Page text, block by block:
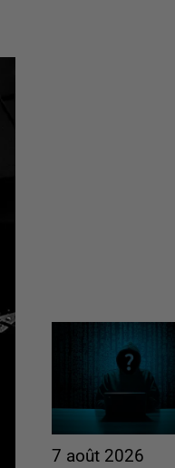
7 août 2026